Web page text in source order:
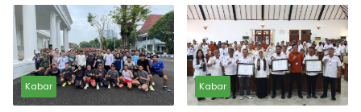
Kabar Kabar